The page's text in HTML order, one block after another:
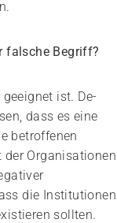
falsche Begriff?
ist. De-
dass es eine
betroffenen
Organisationen
die Institutionen
sollten.